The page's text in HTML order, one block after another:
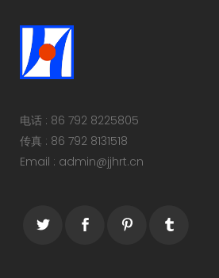
电话 : 86 792 8225805
传真 : 86 792 8131518
Email : admin@jjhrt.cn